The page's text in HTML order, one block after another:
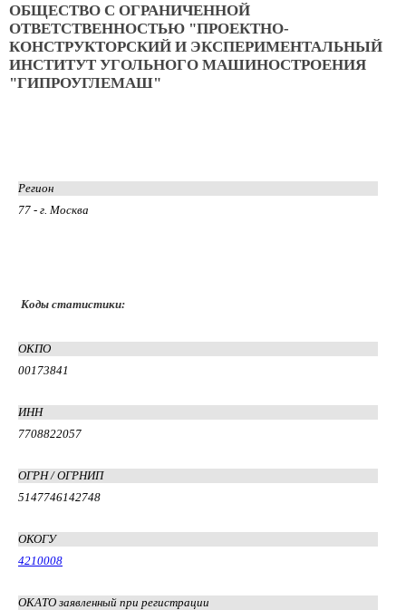
ОБЩЕСТВО С ОГРАНИЧЕННОЙ
ОТВЕТСТВЕННОСТЬЮ "ПРОЕКТНО-
КОНСТРУКТОРСКИЙ И ЭКСПЕРИМЕНТАЛЬНЫЙ
ИНСТИТУТ УГОЛЬНОГО МАШИНОСТРОЕНИЯ
"ГИПРОУГЛЕМАШ"
Регион
77 - г. Москва
Коды статистики:
ОКПО
00173841
ИНН
7708822057
ОГРН / ОГРНИП
5147746142748
ОКОГУ
4210008
ОКАТО заявленный при регистрации